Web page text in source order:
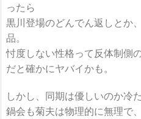
ったら
黒川登場のどんでん返しとか
品。
忖度しない性格って反体制側
だと確かにヤバイかも。
しかし、同期は優しいのか冷
鍋会も菊夫は物理的に無理で